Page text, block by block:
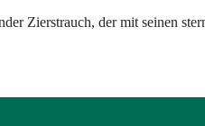
Zierstrauch, der mit seinen